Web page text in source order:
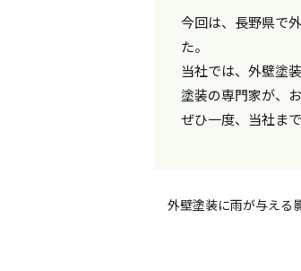
今回は、長野県で
た。
当社では、外壁塗
塗装の専門家が、
ぜひ一度、当社ま
外壁塗装に雨が与える